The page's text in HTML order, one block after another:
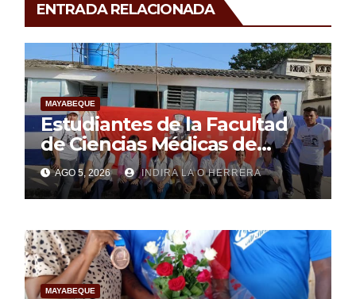
ENTRADA RELACIONADA
MAYABEQUE
Estudiantes de la Facultad
de Ciencias Médicas de
Mayabeque realizan
pesquisa
AGO 5, 2026 INDIRA LA O HERRERA
MAYABEQUE